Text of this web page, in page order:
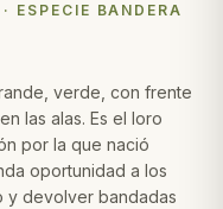
ESPECIE BANDERA
verde, con frente
las alas. Es el loro
por la que nació
oportunidad a los
y devolver bandadas